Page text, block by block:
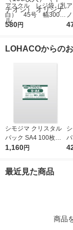
アスクル レジ袋（乳
白） 45号 幅300m
m×マチ140mm×縦53
リジナル
580円
LOHACOからの
シモジマ クリスタル
パック SA4 100枚入 6
739200 1袋(100枚入)
1,160円
最近見た商品
商品